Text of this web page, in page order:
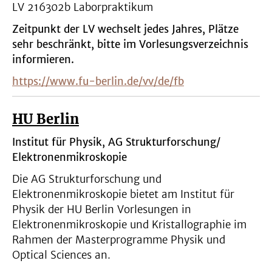
LV 216302b Laborpraktikum
Zeitpunkt der LV wechselt jedes Jahres, Plätze
sehr beschränkt, bitte im Vorlesungsverzeichnis
informieren.
https://www.fu-berlin.de/vv/de/fb
HU Berlin
Institut für Physik, AG Strukturforschung/
Elektronenmikroskopie
Die AG Strukturforschung und
Elektronenmikroskopie bietet am Institut für
Physik der HU Berlin Vorlesungen in
Elektronenmikroskopie und Kristallographie im
Rahmen der Masterprogramme Physik und
Optical Sciences an.